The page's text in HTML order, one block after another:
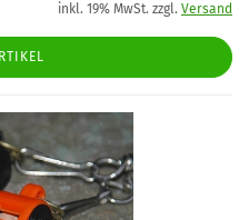
inkl. 19% MwSt. zzgl. Versand